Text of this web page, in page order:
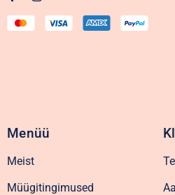
Menüü
Meist
Müügitingimused